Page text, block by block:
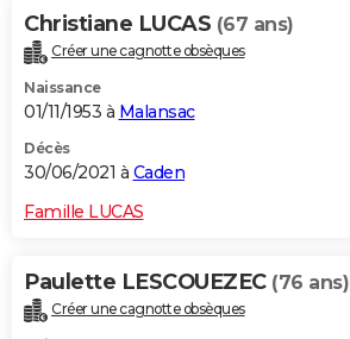
Christiane LUCAS (67 ans)
Créer une cagnotte obsèques
Naissance
01/11/1953 à Malansac
Décès
30/06/2021 à Caden
Famille LUCAS
Paulette LESCOUEZEC (76 ans)
Créer une cagnotte obsèques